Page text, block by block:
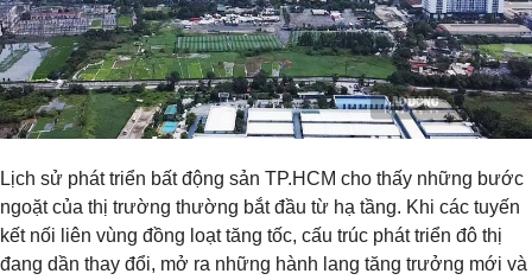
Lịch sử phát triển bất động sản TP.HCM cho thấy những bước
ngoặt của thị trường thường bắt đầu từ hạ tầng. Khi các tuyến
kết nối liên vùng đồng loạt tăng tốc, cấu trúc phát triển đô thị
đang dần thay đổi, mở ra những hành lang tăng trưởng mới và